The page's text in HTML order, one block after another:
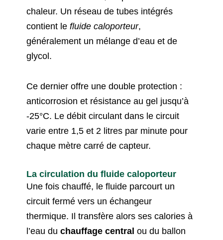
chaleur. Un réseau de tubes intégrés
contient lefluide caloporteur,
généralement un mélange d’eau et de
glycol.
Ce dernier offre une double protection :
anticorrosion et résistance au gel jusqu’à
-25°C. Le débit circulant dans le circuit
varie entre 1,5 et 2 litres par minute pour
chaque mètre carré de capteur.
La circulation du fluide caloporteur
Une fois chauffé, le fluide parcourt un
circuit fermé vers un échangeur
thermique. Il transfère alors ses calories à
l’eau duchauffage central ou du ballon